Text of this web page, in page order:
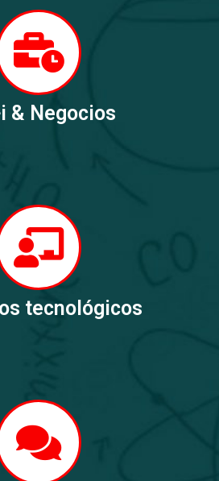
& Negocios
tecnológicos